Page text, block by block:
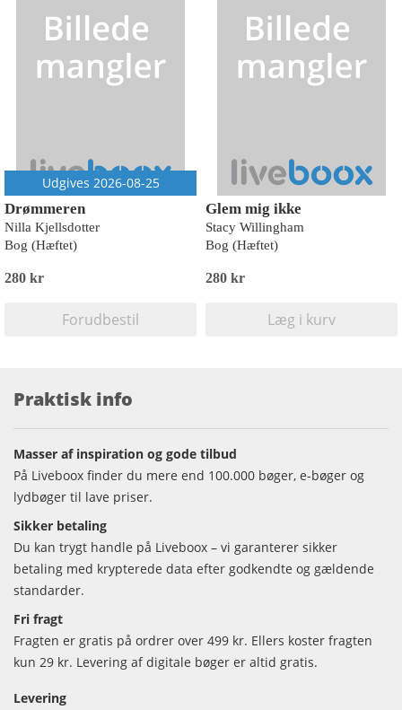
Udgives 2026-08-25
Drømmeren
Nilla Kjellsdotter
Bog (Hæftet)
280 kr
Forudbestil
Glem mig ikke
Stacy Willingham
Bog (Hæftet)
280 kr
Læg i kurv
Praktisk info
Masser af inspiration og gode tilbud
På Liveboox finder du mere end 100.000 bøger, e-bøger og
lydbøger til lave priser.
Sikker betaling
Du kan trygt handle på Liveboox – vi garanterer sikker
betaling med krypterede data efter godkendte og gældende
standarder.
Fri fragt
Fragten er gratis på ordrer over 499 kr. Ellers koster fragten
kun 29 kr. Levering af digitale bøger er altid gratis.
Levering